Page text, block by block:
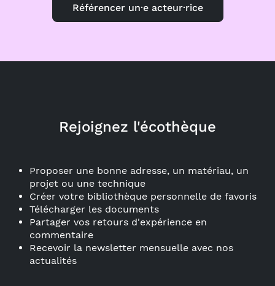
Référencer un·e acteur·rice
Rejoignez l'écothèque
Proposer une bonne adresse, un matériau, un
projet ou une technique
Créer votre bibliothèque personnelle de favoris
Télécharger les documents
Partager vos retours d'expérience en
commentaire
Recevoir la newsletter mensuelle avec nos
actualités